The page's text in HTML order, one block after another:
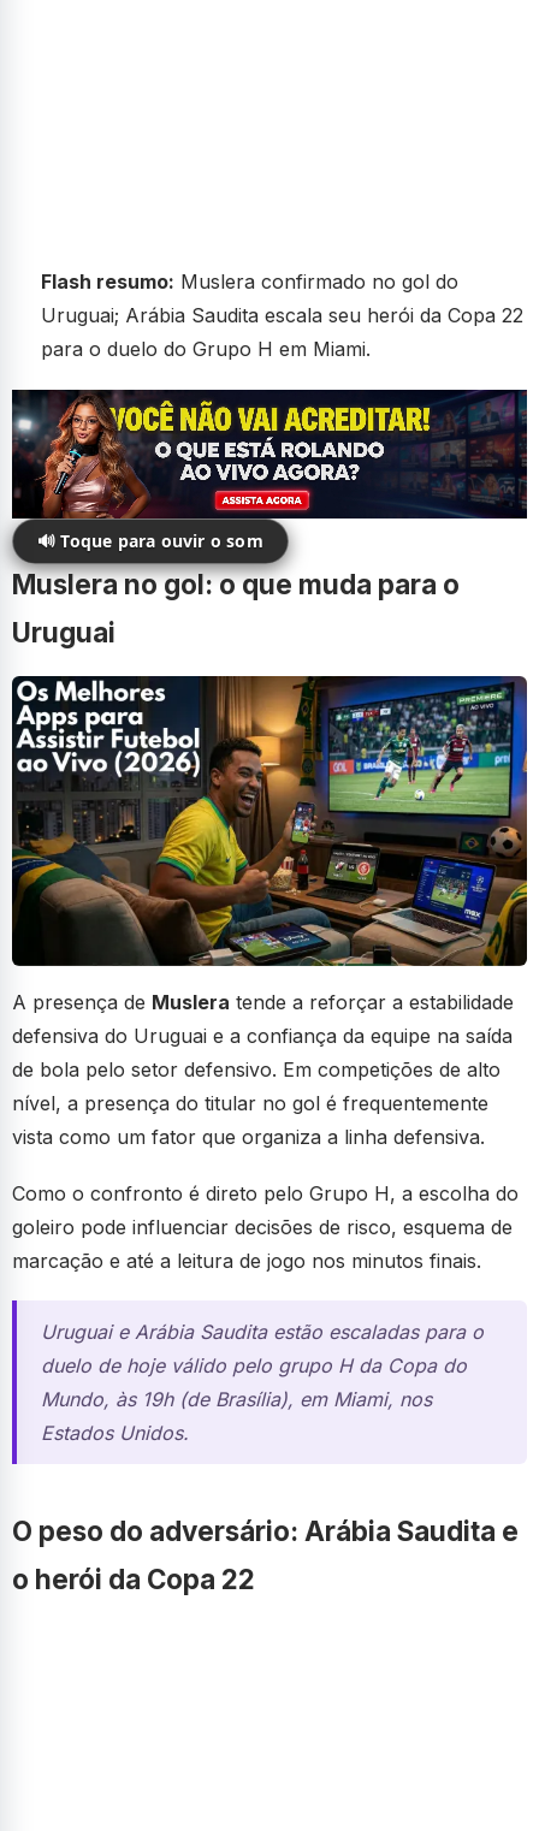
Flash resumo: Muslera confirmado no gol do
Uruguai; Arábia Saudita escala seu herói da Copa 22
para o duelo do Grupo H em Miami.
🔊 Toque para ouvir o som
Muslera no gol: o que muda para o
Uruguai
A presença de Muslera tende a reforçar a estabilidade
defensiva do Uruguai e a confiança da equipe na saída
de bola pelo setor defensivo. Em competições de alto
nível, a presença do titular no gol é frequentemente
vista como um fator que organiza a linha defensiva.
Como o confronto é direto pelo Grupo H, a escolha do
goleiro pode influenciar decisões de risco, esquema de
marcação e até a leitura de jogo nos minutos finais.
Uruguai e Arábia Saudita estão escaladas para o
duelo de hoje válido pelo grupo H da Copa do
Mundo, às 19h (de Brasília), em Miami, nos
Estados Unidos.
O peso do adversário: Arábia Saudita e
o herói da Copa 22